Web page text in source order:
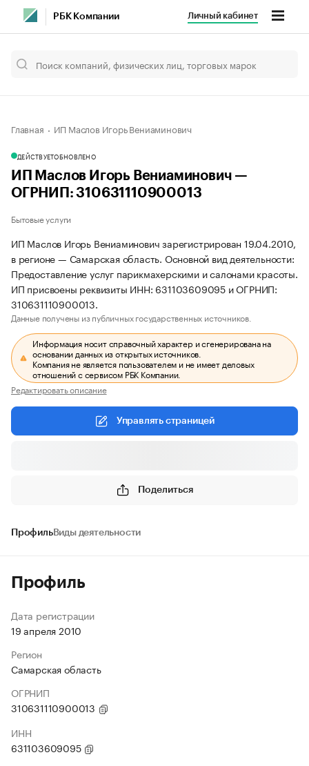
РБК Компании Личный кабинет
Главная ИП Маслов Игорь Вениаминович
ДЕЙСТВУЕТОБНОВЛЕНО
ИП Маслов Игорь Вениаминович —
ОГРНИП: 310631110900013
Бытовые услуги
ИП Маслов Игорь Вениаминович зарегистрирован 19.04.2010,
в регионе — Самарская область. Основной вид деятельности:
Предоставление услуг парикмахерскими и салонами красоты.
ИП присвоены реквизиты ИНН: 631103609095 и ОГРНИП:
310631110900013.
Данные получены из публичных государственных источников.
Информация носит справочный характер и сгенерирована на
основании данных из открытых источников.
Компания не является пользователем и не имеет деловых
отношений с сервисом РБК Компании.
Редактировать описание
Управлять страницей
Поделиться
ПрофильВиды деятельности
Профиль
Дата регистрации
19 апреля 2010
Регион
Самарская область
ОГРНИП
310631110900013
ИНН
631103609095